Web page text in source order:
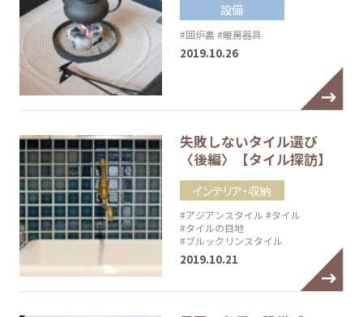
設備
#囲炉裏 #暖房器具
2019.10.26
失敗しないタイル選び
〈後編〉【タイル探訪】
インテリア・収納
#アジアンスタイル #タイル
#タイルの目地
#ブルックリンスタイル
2019.10.21